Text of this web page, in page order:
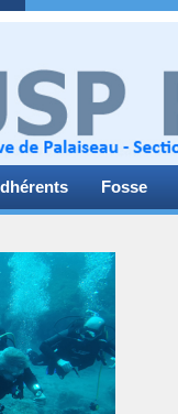
Fosse